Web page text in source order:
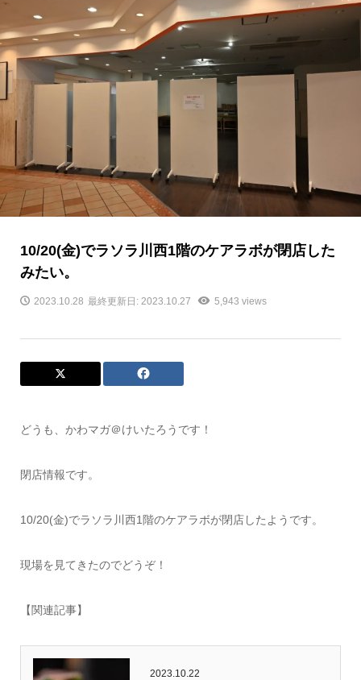
10/20(金)でラソラ川西1階のケアラボが閉店した
みたい。
2023.10.28 最終更新日: 2023.10.27 5,943 views
どうも、かわマガ＠けいたろうです！
閉店情報です。
10/20(金)でラソラ川西1階のケアラボが閉店したようです。
現場を見てきたのでどうぞ！
【関連記事】
2023.10.22